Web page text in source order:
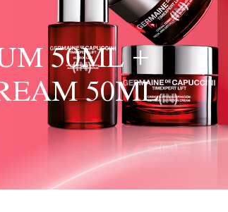
50ML +
50ML